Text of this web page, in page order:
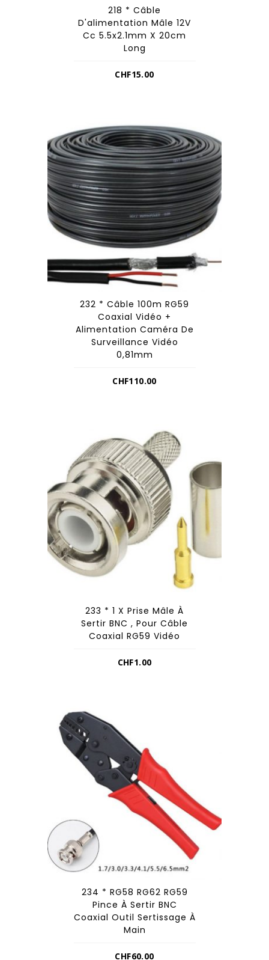
218 * Câble
D'alimentation Mâle 12V
Cc 5.5x2.1mm X 20cm
Long
CHF15.00
232 * Câble 100m RG59
Coaxial Vidéo +
Alimentation Caméra De
Surveillance Vidéo
0,81mm
CHF110.00
233 * 1 X Prise Mâle À
Sertir BNC , Pour Câble
Coaxial RG59 Vidéo
CHF1.00
234 * RG58 RG62 RG59
Pince À Sertir BNC
Coaxial Outil Sertissage À
Main
CHF60.00